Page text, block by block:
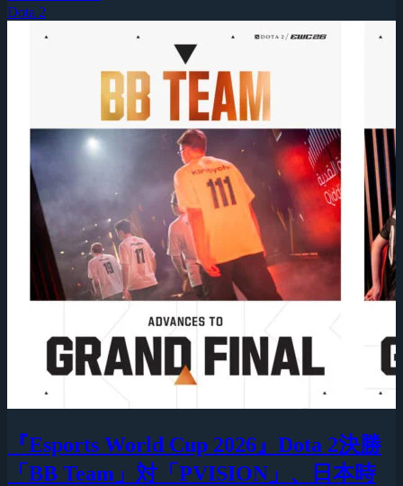
Dota 2
『Esports World Cup 2026』Dota 2決勝
「BB Team」対「PVISION」、日本時